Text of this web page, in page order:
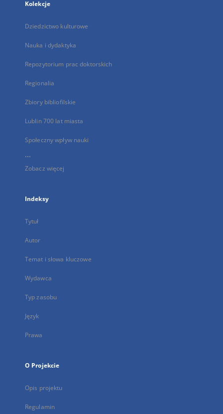
Kolekcje
Dziedzictwo kulturowe
Nauka i dydaktyka
Repozytorium prac doktorskich
Regionalia
Zbiory bibliofilskie
Lublin 700 lat miasta
Społeczny wpływ nauki
...
Zobacz więcej
Indeksy
Tytuł
Autor
Temat i słowa kluczowe
Wydawca
Typ zasobu
Język
Prawa
O Projekcie
Opis projektu
Regulamin